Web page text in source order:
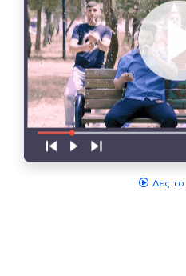
Δες το